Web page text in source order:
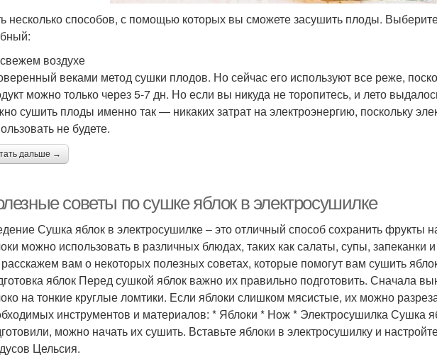
несколько способов, с помощью которых вы сможете засушить плоды.
воздухе
веками метод сушки плодов. Но сейчас его используют все реже,
можно только через 5-7 дн. Но если вы никуда не торопитесь, и лето
сушить плоды именно так — никаких затрат на электроэнергию, поскольку
не будете.
дальше →
советы по сушке яблок в электросушилке
Сушка яблок в электросушилке – это отличный способ сохранить фрукты
можно использовать в различных блюдах, таких как салаты, супы, запеканки
вам о некоторых полезных советах, которые помогут вам сушить
яблок Перед сушкой яблок важно их правильно подготовить. Сначала
на тонкие круглые ломтики. Если яблоки слишком мясистые, их можно
инструментов и материалов: * Яблоки * Нож * Электросушилка Сушка
можно начать их сушить. Вставьте яблоки в электросушилку и
Цельсия.